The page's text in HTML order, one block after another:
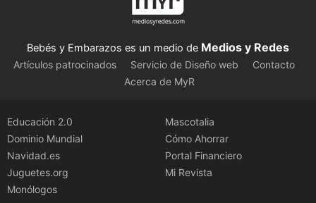
Bebés y Embarazos es un medio de Medios y Redes
Artículos patrocinados Servicio de Diseño web
Contacto
Acerca de MyR
Educación 2.0
Dominio Mundial
Navidad.es
Juguetes.org
Monólogos
Mascotalia
Cómo Ahorrar
Portal Financiero
Mi Revista